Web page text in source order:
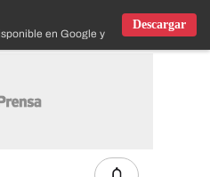
en Google y IOS
Descargar